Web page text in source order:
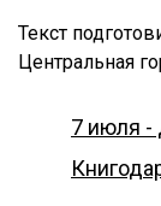
Текст
Центральная
7 июля -